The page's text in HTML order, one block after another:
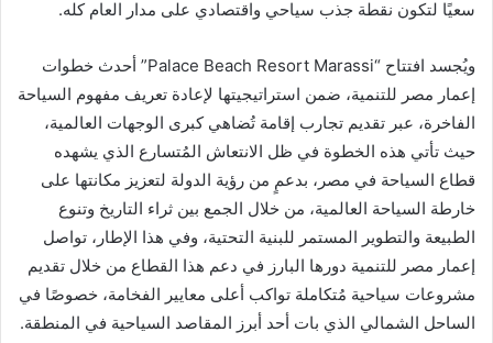
سعيًا لتكون نقطة جذب سياحي واقتصادي على مدار العام كله.
ويُجسد افتتاح “Palace Beach Resort Marassi” أحدث خطوات
إعمار مصر للتنمية، ضمن استراتيجيتها لإعادة تعريف مفهوم السياحة
الفاخرة، عبر تقديم تجارب إقامة تُضاهي كبرى الوجهات العالمية،
حيث تأتي هذه الخطوة في ظل الانتعاش المُتسارع الذي يشهده
قطاع السياحة في مصر، بدعمٍ من رؤية الدولة لتعزيز مكانتها على
خارطة السياحة العالمية، من خلال الجمع بين ثراء التاريخ وتنوع
الطبيعة والتطوير المستمر للبنية التحتية، وفي هذا الإطار، تواصل
إعمار مصر للتنمية دورها البارز في دعم هذا القطاع من خلال تقديم
مشروعات سياحية مُتكاملة تواكب أعلى معايير الفخامة، خصوصًا في
الساحل الشمالي الذي بات أحد أبرز المقاصد السياحية في المنطقة.